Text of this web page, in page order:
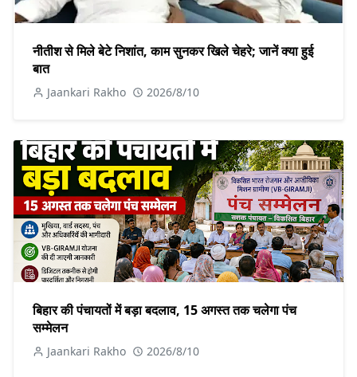
नीतीश से मिले बेटे निशांत, काम सुनकर खिले चेहरे; जानें क्या हुई
बात
Jaankari Rakho 2026/8/10
बिहार की पंचायतों में बड़ा बदलाव, 15 अगस्त तक चलेगा पंच
सम्मेलन
Jaankari Rakho 2026/8/10